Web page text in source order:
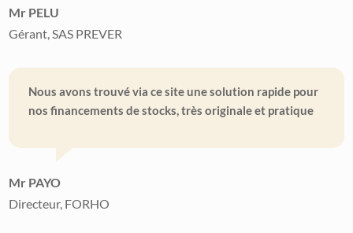
Mr PELU
Gérant, SAS PREVER
Nous avons trouvé via ce site une solution rapide pour
nos financements de stocks, très originale et pratique
Mr PAYO
Directeur, FORHO